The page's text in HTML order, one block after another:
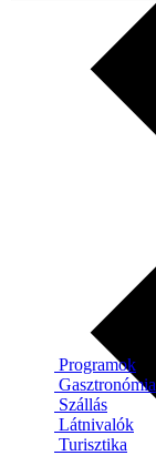
Ďalšie výsledky...
Programok
Gasztronómia
Szállás
Látnivalók
Turisztika